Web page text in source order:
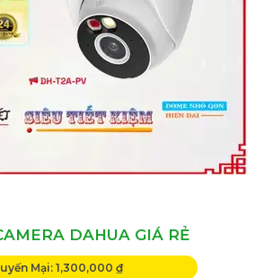
DAHUA GIÁ RẺ
Mại: 1,300,000 ₫